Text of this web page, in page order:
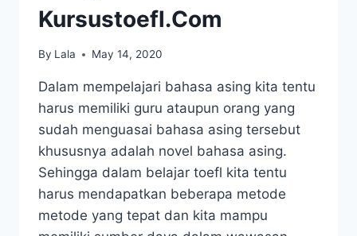
Kursustoefl.Com
By Lala May 14, 2020
Dalam mempelajari bahasa asing kita tentu
harus memiliki guru ataupun orang yang
sudah menguasai bahasa asing tersebut
khususnya adalah novel bahasa asing.
Sehingga dalam belajar toefl kita tentu
harus mendapatkan beberapa metode
metode yang tepat dan kita mampu